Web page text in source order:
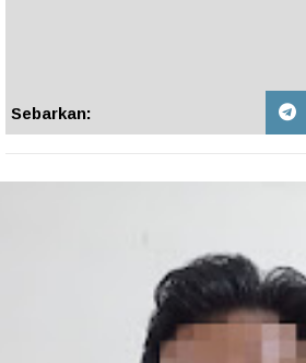
Sebarkan: